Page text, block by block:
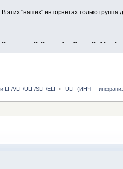
В этих "наших" инторнетах только
--_ _ _ _ _ _ -- --_ _ _-_ _-- _ _ _-- _- -_ _ -_ _
LF/VLF/ULF/SLF/ELF» ULF (ИНЧ —